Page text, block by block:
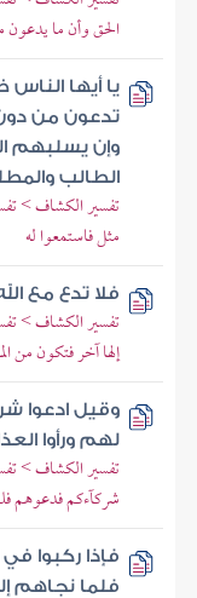
الحق وأن ما
يا أيها
تدعون من دون
وإن يسلبهم
الطالب
تفسير الكشاف >
مثل فاستمعوا له
فلا تدع مع
تفسير الكشاف >
إلها آخر فتكون من
وقيل ادعوا
لهم ورأوا
تفسير الكشاف >
شركآءكم فدعوهم
فإذا ركبوا
فلما نجاهم